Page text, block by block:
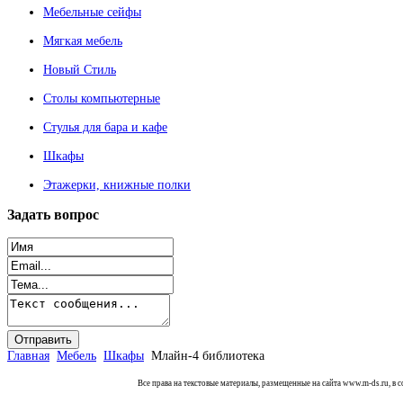
Мебельные сейфы
Мягкая мебель
Новый Стиль
Столы компьютерные
Стулья для бара и кафе
Шкафы
Этажерки, книжные полки
Задать вопрос
Главная Мебель Шкафы Млайн-4 библиотека
Все права на текстовые материалы, размещенные на сайта www.m-ds.ru, в